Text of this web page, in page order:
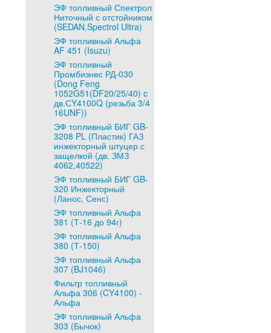
ЭФ топливный Спектрол
Ниточный с отстойником
(SEDAN,Spectrol Ultra)
ЭФ топливный Альфа
AF 451 (Isuzu)
ЭФ топливный
Промбизнес РД-030
(Dong Feng
1052G51(DF20/25/40) c
дв.СY4100Q (резьба 3/4
16UNF))
ЭФ топливный БИГ GB-
3208 PL (Пластик) ГАЗ
инжекторный штуцер с
защелкой (дв. ЗМЗ
4062,40522)
ЭФ топливный БИГ GB-
320 Инжекторный
(Ланос, Сенс)
ЭФ топливный Альфа
381 (Т-16 до 94г)
ЭФ топливный Альфа
380 (Т-150)
ЭФ топливный Альфа
307 (BJ1046)
Фильтр топливный
Альфа 306 (CY4100) -
Альфа
ЭФ топливный Альфа
303 (Бычок)